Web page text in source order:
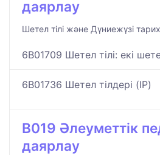
даярлау
Шетел тілі және Дүниежүзі
6B01709 Шетел тілі: екі
6B01736 Шетел тілдері (IP)
B019 Әлеуметтік
даярлау